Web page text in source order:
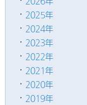
2025年
2024年
2023年
2022年
2021年
2020年
2019年